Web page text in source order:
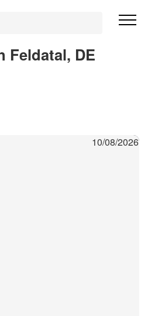
Feldatal, DE
10/08/2026